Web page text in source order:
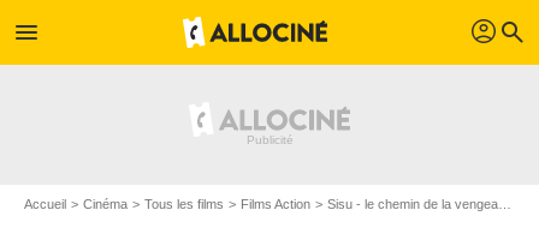
menu profil search
Accueil Cinéma Tous les films Films Action Sisu - le chemin de la vengeance